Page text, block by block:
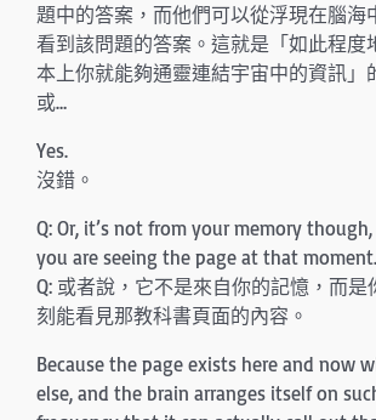
題中的答案，而他們可以從浮現在腦海
看到該問題的答案。這就是「如此程度
本上你就能夠通靈連結宇宙中的資訊」
或…
Yes.
沒錯。
Q: Or, it’s not from your memory
you are seeing the page at that moment.
Q: 或者說，它不是來自你的記憶，而
刻能看見那教科書頁面的內容。
Because the page exists here and now
else, and the brain arranges itself on